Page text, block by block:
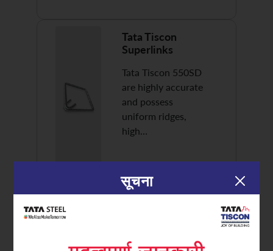
Tata Tiscon
Superlinks
Tata Tiscon 550SD
are highly accurate
and possess
uniform ridges,
high…
Discover More
सूचना